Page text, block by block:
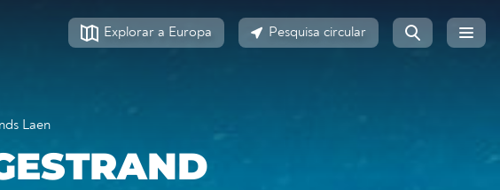
Explorar a Europa Pesquisa circular
Laen